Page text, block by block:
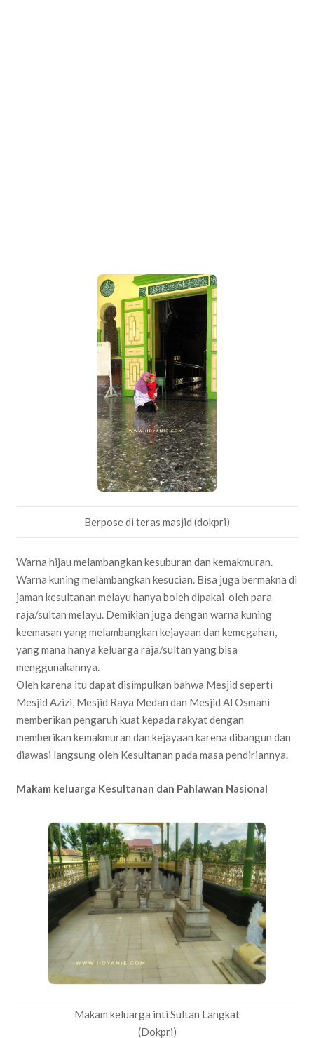
Berpose di teras masjid (dokpri)
Warna hijau melambangkan kesuburan dan kemakmuran.
Warna kuning melambangkan kesucian. Bisa juga bermakna di
jaman kesultanan melayu hanya boleh dipakai oleh para
raja/sultan melayu. Demikian juga dengan warna kuning
keemasan yang melambangkan kejayaan dan kemegahan,
yang mana hanya keluarga raja/sultan yang bisa
menggunakannya.
Oleh karena itu dapat disimpulkan bahwa Mesjid seperti
Mesjid Azizi, Mesjid Raya Medan dan Mesjid Al Osmani
memberikan pengaruh kuat kepada rakyat dengan
memberikan kemakmuran dan kejayaan karena dibangun dan
diawasi langsung oleh Kesultanan pada masa pendiriannya.
Makam keluarga Kesultanan dan Pahlawan Nasional
Makam keluarga inti Sultan Langkat
(Dokpri)